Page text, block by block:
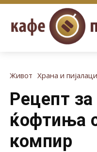
Живот Храна и пијалаци
Рецепт
ќофтиња
компир